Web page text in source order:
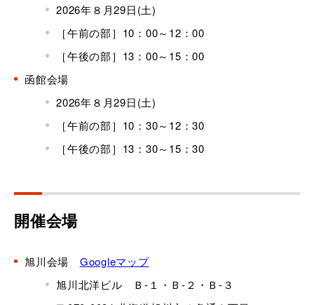
2026年８月29日(土)
［午前の部］10：00～12：00
［午後の部］13：00～15：00
函館会場
2026年８月29日(土)
［午前の部］10：30～12：30
［午後の部］13：30～15：30
開催会場
旭川会場 Googleマップ
旭川北洋ビル Ｂ-１・Ｂ-２・Ｂ-３